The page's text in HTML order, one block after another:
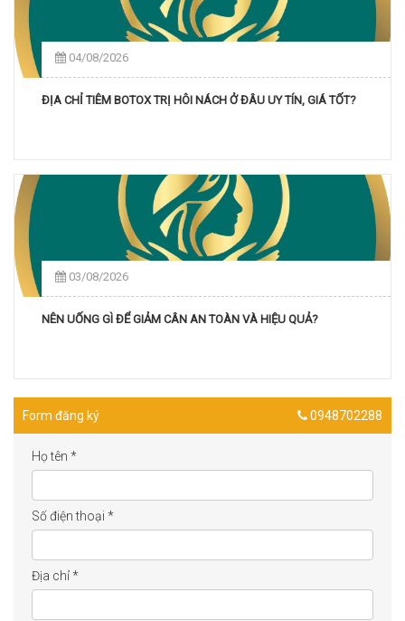
04/08/2026
ĐỊA CHỈ TIÊM BOTOX TRỊ HÔI NÁCH Ở ĐÂU UY TÍN, GIÁ TỐT?
03/08/2026
NÊN UỐNG GÌ ĐỂ GIẢM CÂN AN TOÀN VÀ HIỆU QUẢ?
Form đăng ký 0948702288
Họ tên *
Số điện thoại *
Địa chỉ*